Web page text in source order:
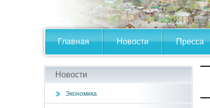
Главная Новости Пресса
Новости
Экономика